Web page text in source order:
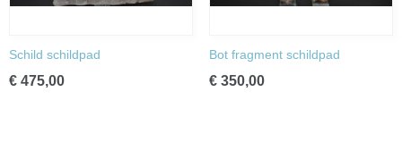
Schild schildpad
€ 475,00
Bot fragment schildpad
€ 350,00